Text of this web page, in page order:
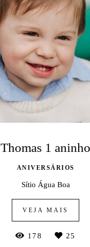
Thomas 1 aninho
ANIVERSÁRIOS
Sítio Água Boa
VEJA MAIS
178 25